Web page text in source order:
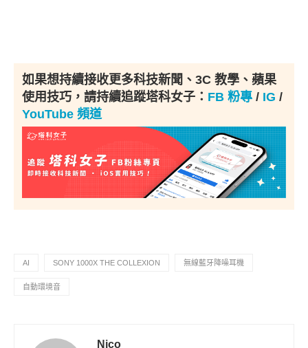
如果想持續接收更多科技新聞、3C 教學、蘋果
使用技巧，請持續追蹤塔科女子： FB 粉專 / IG /
YouTube 頻道
AI SONY 1000X THE COLLEXION 無線藍牙降噪耳機
自動環境音
Nico